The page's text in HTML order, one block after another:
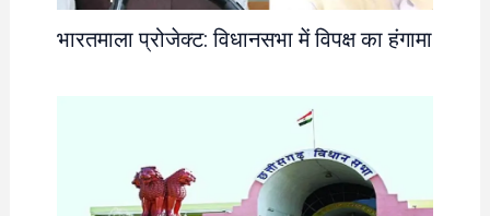
भारतमाला प्रोजेक्ट: विधानसभा में विपक्ष का हंगामा